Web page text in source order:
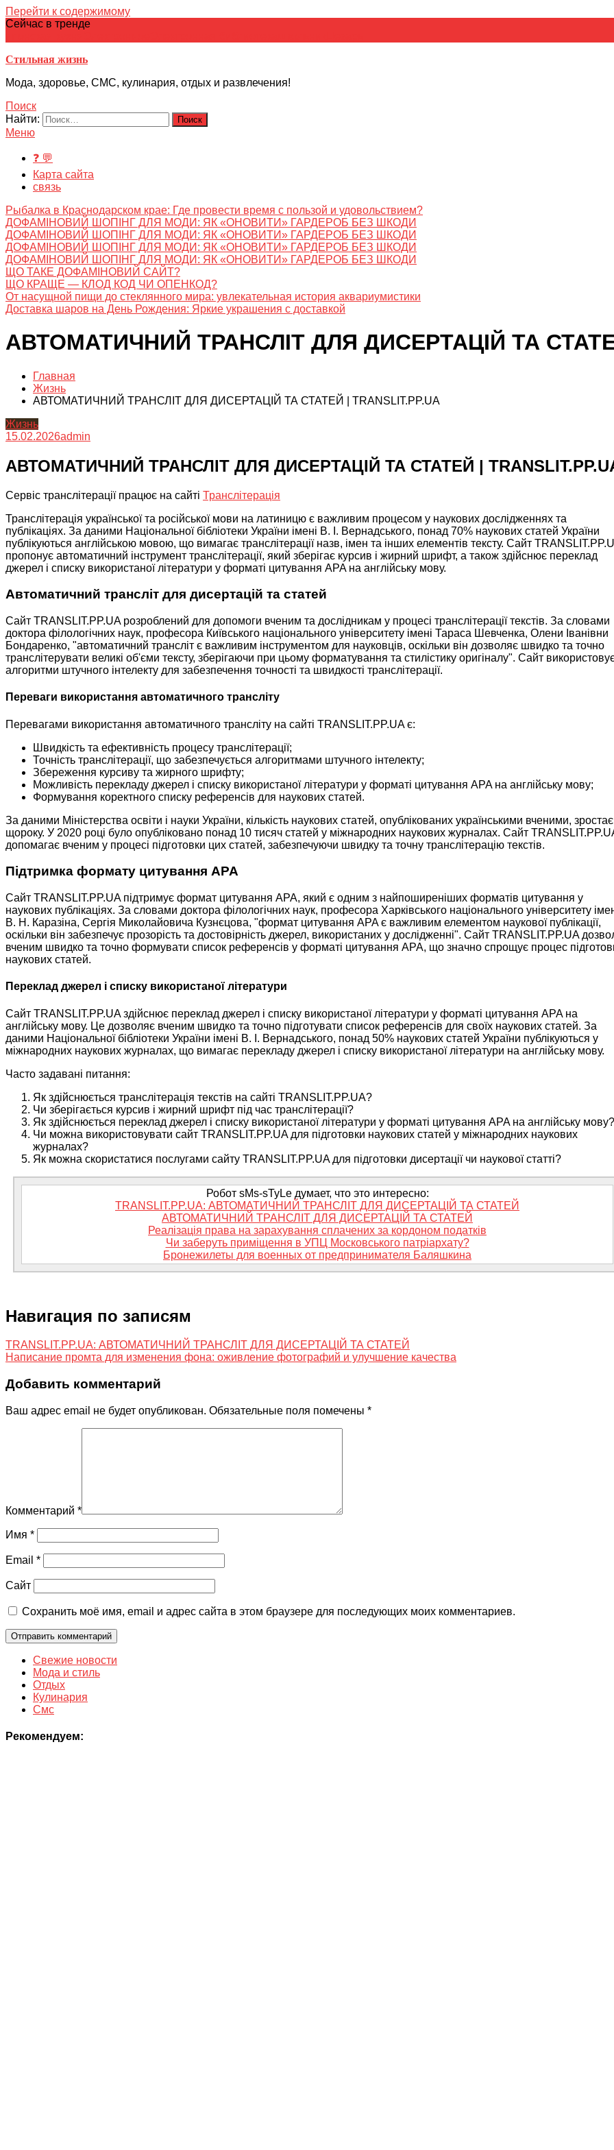
Перейти к содержимому
Сейчас в тренде
Стильная жизнь
Мода, здоровье, СМС, кулинария, отдых и развлечения!
Поиск
Найти:
Меню
❓ 💬
Карта сайта
связь
Рыбалка в Краснодарском крае: Где провести время с пользой и удовольствием?
ДОФАМІНОВИЙ ШОПІНГ ДЛЯ МОДИ: ЯК «ОНОВИТИ» ГАРДЕРОБ БЕЗ ШКОДИ
ДОФАМІНОВИЙ ШОПІНГ ДЛЯ МОДИ: ЯК «ОНОВИТИ» ГАРДЕРОБ БЕЗ ШКОДИ
ДОФАМІНОВИЙ ШОПІНГ ДЛЯ МОДИ: ЯК «ОНОВИТИ» ГАРДЕРОБ БЕЗ ШКОДИ
ДОФАМІНОВИЙ ШОПІНГ ДЛЯ МОДИ: ЯК «ОНОВИТИ» ГАРДЕРОБ БЕЗ ШКОДИ
ЩО ТАКЕ ДОФАМІНОВИЙ САЙТ?
ЩО КРАЩЕ — КЛОД КОД ЧИ ОПЕНКОД?
От насущной пищи до стеклянного мира: увлекательная история аквариумистики
Доставка шаров на День Рождения: Яркие украшения с доставкой
АВТОМАТИЧНИЙ ТРАНСЛІТ ДЛЯ ДИСЕРТАЦІЙ ТА
Главная
Жизнь
АВТОМАТИЧНИЙ ТРАНСЛІТ ДЛЯ ДИСЕРТАЦІЙ ТА СТАТЕЙ | TRANSLIT.PP.UA
Жизнь
15.02.2026admin
АВТОМАТИЧНИЙ ТРАНСЛІТ ДЛЯ ДИСЕРТАЦІЙ ТА СТАТЕЙ |
Сервіс транслітерації працює на сайті Транслітерація
Транслітерація української та російської мови на латиницю є важливим процесом у наукових дослідженнях та
публікаціях. За даними Національної бібліотеки України імені В. І. Вернадського, понад 70% наукових статей України
публікуються англійською мовою, що вимагає транслітерації назв, імен та інших елементів тексту. Сайт
пропонує автоматичний інструмент транслітерації, який зберігає курсив і жирний шрифт, а також здійснює переклад
джерел і списку використаної літератури у форматі цитування APA на англійську мову.
Автоматичний трансліт для дисертацій та статей
Сайт TRANSLIT.PP.UA розроблений для допомоги вченим та дослідникам у процесі транслітерації текстів. За словами
доктора філологічних наук, професора Київського національного університету імені Тараса Шевченка, Олени Іванівни
Бондаренко, "автоматичний трансліт є важливим інструментом для науковців, оскільки він дозволяє швидко та точно
транслітерувати великі об'єми тексту, зберігаючи при цьому форматування та стилістику оригіналу". Сайт
алгоритми штучного інтелекту для забезпечення точності та швидкості транслітерації.
Переваги використання автоматичного трансліту
Перевагами використання автоматичного трансліту на сайті TRANSLIT.PP.UA є:
Швидкість та ефективність процесу транслітерації;
Точність транслітерації, що забезпечується алгоритмами штучного інтелекту;
Збереження курсиву та жирного шрифту;
Можливість перекладу джерел і списку використаної літератури у форматі цитування APA на англійську мову;
Формування коректного списку референсів для наукових статей.
За даними Міністерства освіти і науки України, кількість наукових статей, опублікованих українськими вченими, зростає
щороку. У 2020 році було опубліковано понад 10 тисяч статей у міжнародних наукових журналах. Сайт
допомагає вченим у процесі підготовки цих статей, забезпечуючи швидку та точну транслітерацію текстів.
Підтримка формату цитування APA
Сайт TRANSLIT.PP.UA підтримує формат цитування APA, який є одним з найпоширеніших форматів цитування у
наукових публікаціях. За словами доктора філологічних наук, професора Харківського національного університету
В. Н. Каразіна, Сергія Миколайовича Кузнєцова, "формат цитування APA є важливим елементом наукової публікації,
оскільки він забезпечує прозорість та достовірність джерел, використаних у дослідженні". Сайт TRANSLIT.PP.UA
вченим швидко та точно формувати список референсів у форматі цитування APA, що значно спрощує процес
наукових статей.
Переклад джерел і списку використаної літератури
Сайт TRANSLIT.PP.UA здійснює переклад джерел і списку використаної літератури у форматі цитування APA на
англійську мову. Це дозволяє вченим швидко та точно підготувати список референсів для своїх наукових статей. За
даними Національної бібліотеки України імені В. І. Вернадського, понад 50% наукових статей України публікуються у
міжнародних наукових журналах, що вимагає перекладу джерел і списку використаної літератури на англійську мову.
Часто задавані питання:
Як здійснюється транслітерація текстів на сайті TRANSLIT.PP.UA?
Чи зберігається курсив і жирний шрифт під час транслітерації?
Як здійснюється переклад джерел і списку використаної літератури у форматі цитування APA на англійську мову?
Чи можна використовувати сайт TRANSLIT.PP.UA для підготовки наукових статей у міжнародних наукових
журналах?
Як можна скористатися послугами сайту TRANSLIT.PP.UA для підготовки дисертації чи наукової статті?
Робот sMs-sTyLe думает, что это интересно:
TRANSLIT.PP.UA: АВТОМАТИЧНИЙ ТРАНСЛІТ ДЛЯ ДИСЕРТАЦІЙ ТА СТАТЕЙ
АВТОМАТИЧНИЙ ТРАНСЛІТ ДЛЯ ДИСЕРТАЦІЙ ТА СТАТЕЙ
Реалізація права на зарахування сплачених за кордоном податків
Чи заберуть приміщення в УПЦ Московського патріархату?
Бронежилеты для военных от предпринимателя Баляшкина
Навигация по записям
TRANSLIT.PP.UA: АВТОМАТИЧНИЙ ТРАНСЛІТ ДЛЯ ДИСЕРТАЦІЙ ТА СТАТЕЙ
Написание промта для изменения фона: оживление фотографий и улучшение качества
Добавить комментарий
Ваш адрес email не будет опубликован. Обязательные поля помечены *
Комментарий *
Имя *
Email *
Сайт
Сохранить моё имя, email и адрес сайта в этом браузере для последующих моих комментариев.
Свежие новости
Мода и стиль
Отдых
Кулинария
Смс
Рекомендуем: